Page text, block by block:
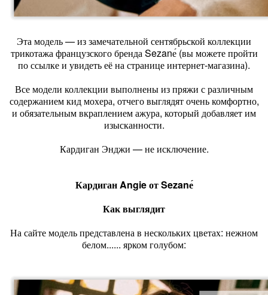
Эта модель — из замечательной сентябрьской коллекции
трикотажа французского бренда Sezanе́ (вы можете пройти
по ссылке и увидеть её на странице интернет-магазина).
Все модели коллекции выполнены из пряжи с различным
содержанием кид мохера, отчего выглядят очень комфортно,
и обязательным вкраплением ажура, который добавляет им
изысканности.
Кардиган Энджи — не исключение.
Кардиган Angie от Sezanе́
Как выглядит
На сайте модель представлена в нескольких цветах: нежном
белом...... ярком голубом: